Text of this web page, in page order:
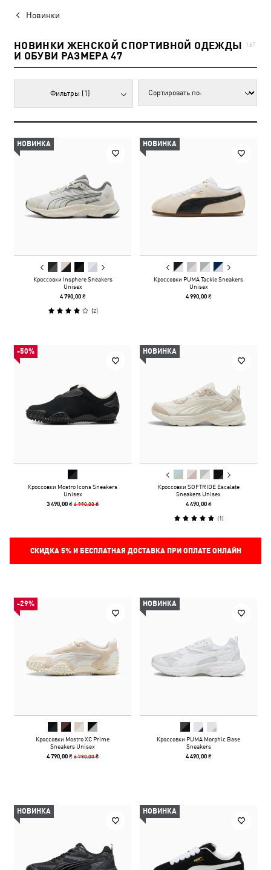
Новинки
НОВИНКИ ЖЕНСКОЙ СПОРТИВНОЙ ОДЕЖДЫ
И ОБУВИ РАЗМЕРА 47
167
Фильтры (1)
НОВИНКА
Кроссовки Insphere Sneakers
Unisex
4 790,00 ₴
(2)
НОВИНКА
Кроссовки PUMA Tackle Sneakers
Unisex
4 990,00 ₴
-50%
Кроссовки Mostro Icons Sneakers
Unisex
3 490,00 ₴6 990,00 ₴
НОВИНКА
Кроссовки SOFTRIDE Escalate
Sneakers Unisex
4 490,00 ₴
(1)
СКИДКА 5%И БЕСПЛАТНАЯ ДОСТАВКА ПРИ ОПЛАТЕ ОНЛАЙН
-29%
Кроссовки Mostro XC Prime
Sneakers Unisex
4 790,00 ₴6 790,00 ₴
НОВИНКА
Кроссовки PUMA Morphic Base
Sneakers
4 490,00 ₴
НОВИНКА НОВИНКА